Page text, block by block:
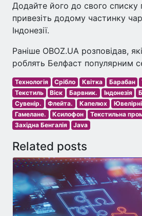
Додайте його до свого списку
привезіть додому частинку
Індонезії.
Раніше OBOZ.UA розповідав,
роблять Белфаст популярним
Технологія Срібло Квітка Барабан
Текстиль
Віск Барвник. Індонезія
Сувенір.
Флейта. Капелюх
Гамелане.
Ксилофон Текстильна
Західна Бенгалія
Java
Related posts